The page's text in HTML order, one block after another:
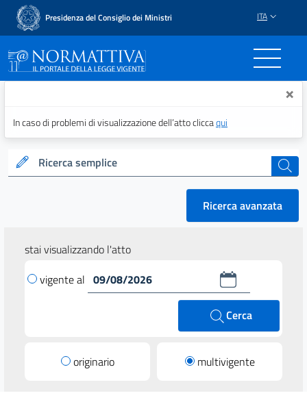
Presidenza del Consiglio dei Ministri ITA
Normattiva - Il portale ×
In caso di problemi di visualizzazione dell’atto cliccaqui
Ricerca semplice cerca
Ricerca avanzata
stai visualizzando l'atto
vigente al
Cerca
originario multivigente